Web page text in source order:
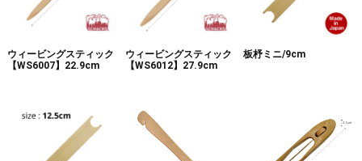
ウィービングスティック
【WS6007】22.9cm
ウィービングスティック
【WS6012】27.9cm
板杼ミニ/9cm